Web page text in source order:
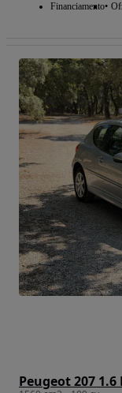
Financiamento
Peugeot 207